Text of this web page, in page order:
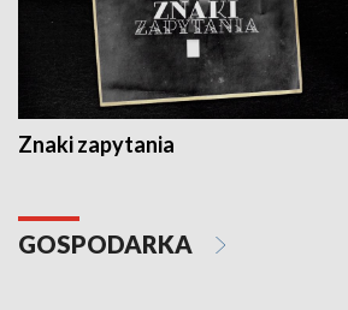
Znaki zapytania
GOSPODARKA